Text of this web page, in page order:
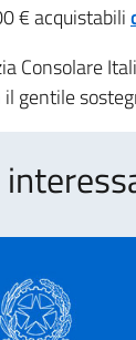
€ acquistabili
Consolare
gentile